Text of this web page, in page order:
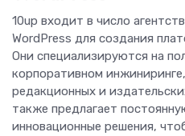
10up входит в число
WordPress для создания
Они специализируются на
корпоративном
редакционных и
также предлагает
инновационные решения,